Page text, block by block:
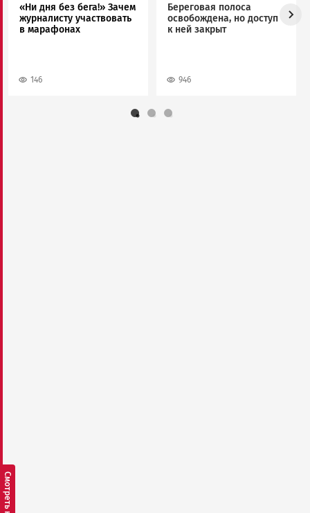
«Ни дня без бега!» Зачем
журналисту участвовать
в марафонах
146
Береговая полоса
освобождена, но доступ
к ней закрыт
946